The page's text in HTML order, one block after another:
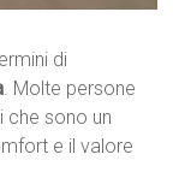
di
. Molte persone
sono un
e il valore